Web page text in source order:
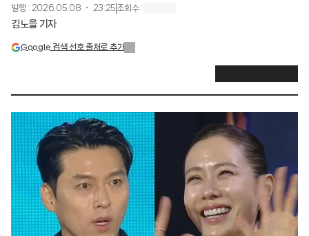
발행 : 2026.05.08 ・ 23:25 조회수:
김노을 기자
Google 검색 선호 출처로 추가